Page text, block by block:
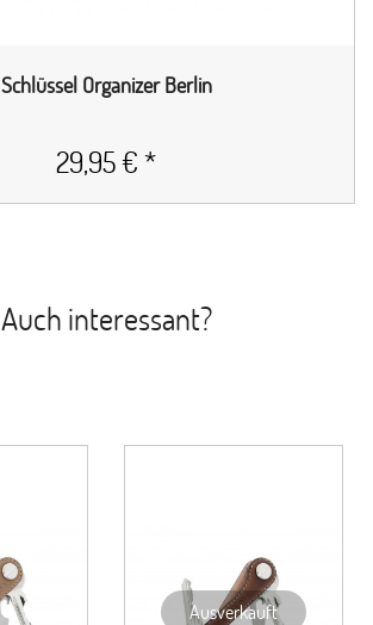
Schlüssel Organizer Berlin
29,95 € *
Auch interessant?
Ausverkauft